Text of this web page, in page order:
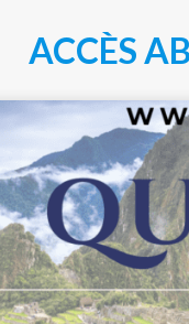
ACCÈS